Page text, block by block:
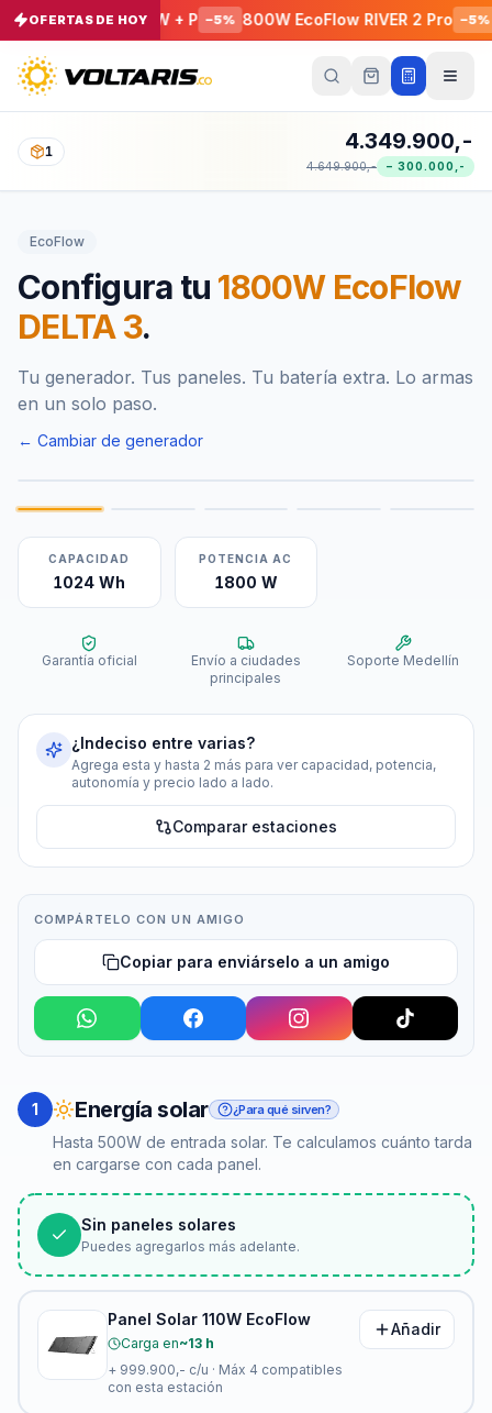
OFERTAS DE HOY
1800 W + P 5% 800W EcoFlow RIVER 2 Pro − 5% Cable
1 4.349.900,-
4.649.900,- − 300.000,-
EcoFlow
Configura tu 1800W EcoFlow
DELTA 3.
Tu generador. Tus paneles. Tu batería extra. Lo armas
en un solo paso.
← Cambiar de generador
CAPACIDAD
1024 Wh
POTENCIA AC
1800 W
Garantía oficial
Envío a ciudades
principales
Soporte Medellín
¿Indeciso entre varias?
Agrega esta y hasta 2 más para ver capacidad, potencia,
autonomía y precio lado a lado.
Comparar estaciones
COMPÁRTELO CON UN AMIGO
Copiar para enviárselo a un amigo
1 Energía solar ¿Para qué sirven?
Hasta 500W de entrada solar. Te calculamos cuánto tarda
en cargarse con cada panel.
Sin paneles solares
Puedes agregarlos más adelante.
Panel Solar 110W EcoFlow
Carga en~13 h
+ 999.900,- c/u · Máx 4 compatibles
con esta estación
Añadir
Tu
Vacío
vacío
con el
botón
al
págalos
todos
juntos.
productos